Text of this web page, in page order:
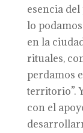
esencia
lo
en la
rituales,
perdamos
territorio”.
con el